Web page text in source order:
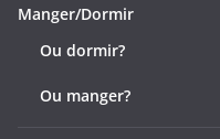
Manger/Dormir
Ou dormir?
Ou manger?